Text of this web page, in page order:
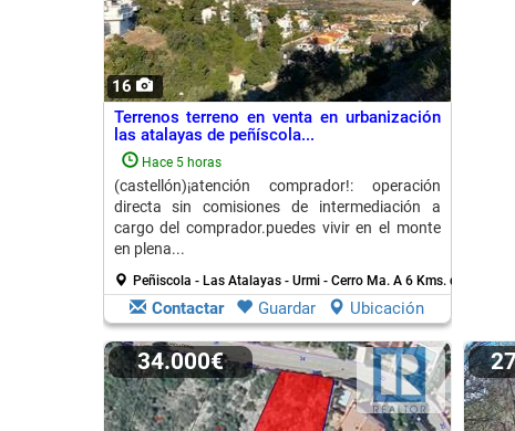
16
Terrenos terreno en venta en urbanización
las atalayas de peñíscola...
Hace 5 horas
(castellón)¡atención comprador!: operación
directa sin comisiones de intermediación a
cargo del comprador.puedes vivir en el monte
en plena...
Peñiscola - Las Atalayas - Urmi - Cerro Ma. A 6 Kms. de Benicarlo
Contactar Guardar Ubicación
34.000€